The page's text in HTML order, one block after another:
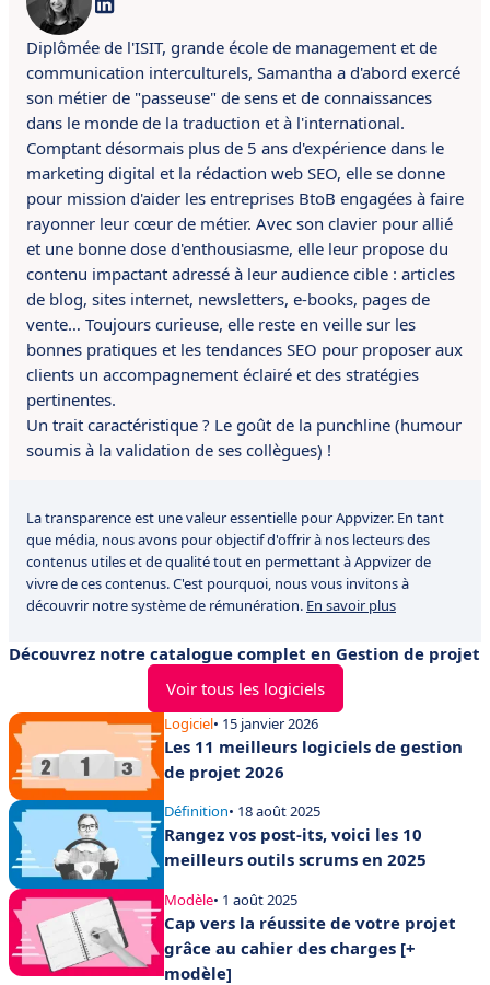
Diplômée de l'ISIT, grande école de management et de
communication interculturels, Samantha a d'abord exercé
son métier de "passeuse" de sens et de connaissances
dans le monde de la traduction et à l'international.
Comptant désormais plus de 5 ans d'expérience dans le
marketing digital et la rédaction web SEO, elle se donne
pour mission d'aider les entreprises BtoB engagées à faire
rayonner leur cœur de métier. Avec son clavier pour allié
et une bonne dose d'enthousiasme, elle leur propose du
contenu impactant adressé à leur audience cible : articles
de blog, sites internet, newsletters, e-books, pages de
vente… Toujours curieuse, elle reste en veille sur les
bonnes pratiques et les tendances SEO pour proposer aux
clients un accompagnement éclairé et des stratégies
pertinentes.
Un trait caractéristique ? Le goût de la punchline (humour
soumis à la validation de ses collègues) !
La transparence est une valeur essentielle pour Appvizer. En tant
que média, nous avons pour objectif d'offrir à nos lecteurs des
contenus utiles et de qualité tout en permettant à Appvizer de
vivre de ces contenus. C'est pourquoi, nous vous invitons à
découvrir notre système de rémunération. En savoir plus
Découvrez notre catalogue complet en Gestion de projet
Voir tous les logiciels
Logiciel• 15 janvier 2026
Les 11 meilleurs logiciels de gestion
de projet 2026
Définition• 18 août 2025
Rangez vos post-its, voici les 10
meilleurs outils scrums en 2025
Modèle• 1 août 2025
Cap vers la réussite de votre projet
grâce au cahier des charges [+
modèle]